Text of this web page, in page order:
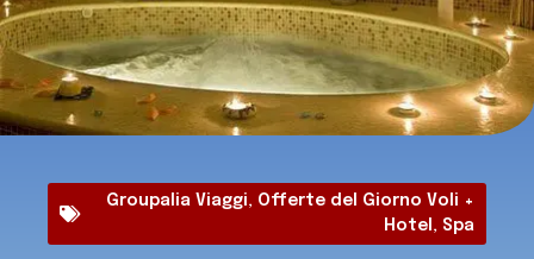
Groupalia Viaggi, Offerte del Giorno Voli +
Hotel , Spa